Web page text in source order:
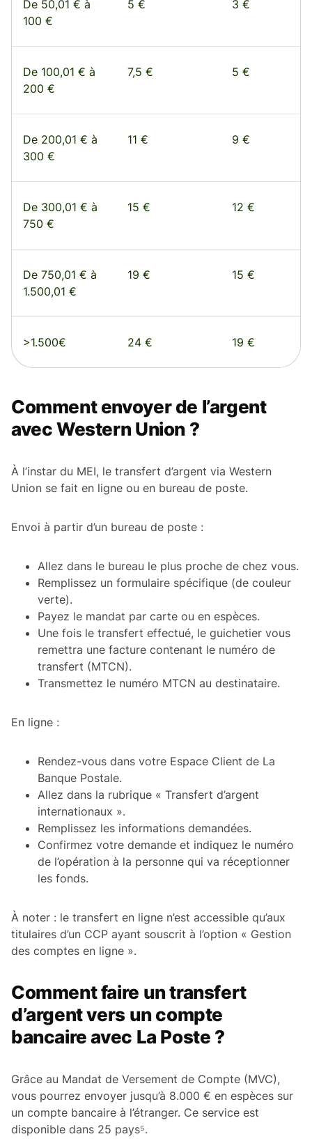
De 50,01 € à
100 €
5 € 3 €
De 100,01 € à
200 €
7,5 € 5 €
De 200,01 € à
300 €
11 € 9 €
De 300,01 € à
750 €
15 € 12 €
De 750,01 € à
1.500,01 €
19 € 15 €
>1.500€ 24 € 19 €
Comment envoyer de l’argent
avec Western Union ?
À l’instar du MEI, le transfert d’argent via Western
Union se fait en ligne ou en bureau de poste.
Envoi à partir d’un bureau de poste :
Allez dans le bureau le plus proche de chez vous.
Remplissez un formulaire spécifique (de couleur
verte).
Payez le mandat par carte ou en espèces.
Une fois le transfert effectué, le guichetier vous
remettra une facture contenant le numéro de
transfert (MTCN).
Transmettez le numéro MTCN au destinataire.
En ligne :
Rendez-vous dans votre Espace Client de La
Banque Postale.
Allez dans la rubrique « Transfert d’argent
internationaux ».
Remplissez les informations demandées.
Confirmez votre demande et indiquez le numéro
de l’opération à la personne qui va réceptionner
les fonds.
À noter : le transfert en ligne n’est accessible qu’aux
titulaires d’un CCP ayant souscrit à l’option « Gestion
des comptes en ligne ».
Comment faire un transfert
d’argent vers un compte
bancaire avec La Poste ?
Grâce au Mandat de Versement de Compte (MVC),
vous pourrez envoyer jusqu’à 8.000 € en espèces sur
un compte bancaire à l’étranger. Ce service est
disponible dans 25 pays⁵.